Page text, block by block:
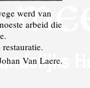
werd van
arbeid die
Van Laere.